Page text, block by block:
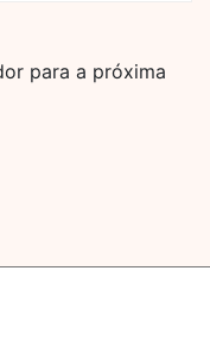
para a próxima